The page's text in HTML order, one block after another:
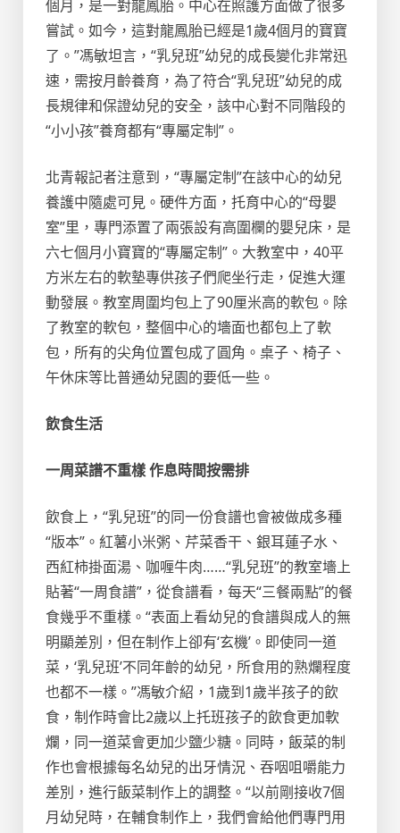
個月，是一對龍鳳胎。中心在照護方面做了很多
嘗試。如今，這對龍鳳胎已經是1歲4個月的寶寶
了。”馮敏坦言，“乳兒班”幼兒的成長變化非常迅
速，需按月齡養育，為了符合“乳兒班”幼兒的成
長規律和保證幼兒的安全，該中心對不同階段的
“小小孩”養育都有“專屬定制”。
北青報記者注意到，“專屬定制”在該中心的幼兒
養護中隨處可見。硬件方面，托育中心的“母嬰
室”里，專門添置了兩張設有高圍欄的嬰兒床，是
六七個月小寶寶的“專屬定制”。大教室中，40平
方米左右的軟墊專供孩子們爬坐行走，促進大運
動發展。教室周圍均包上了90厘米高的軟包。除
了教室的軟包，整個中心的墻面也都包上了軟
包，所有的尖角位置包成了圓角。桌子、椅子、
午休床等比普通幼兒園的要低一些。
飲食生活
一周菜譜不重樣 作息時間按需排
飲食上，“乳兒班”的同一份食譜也會被做成多種
“版本”。紅薯小米粥、芹菜香干、銀耳蓮子水、
西紅柿掛面湯、咖喱牛肉……“乳兒班”的教室墻上
貼著“一周食譜”，從食譜看，每天“三餐兩點”的餐
食幾乎不重樣。“表面上看幼兒的食譜與成人的無
明顯差別，但在制作上卻有‘玄機’。即使同一道
菜，‘乳兒班’不同年齡的幼兒，所食用的熟爛程度
也都不一樣。”馮敏介紹，1歲到1歲半孩子的飲
食，制作時會比2歲以上托班孩子的飲食更加軟
爛，同一道菜會更加少鹽少糖。同時，飯菜的制
作也會根據每名幼兒的出牙情況、吞咽咀嚼能力
差別，進行飯菜制作上的調整。“以前剛接收7個
月幼兒時，在輔食制作上，我們會給他們專門用